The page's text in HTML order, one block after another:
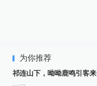
为你推荐
祁连山下，呦呦鹿鸣引客来